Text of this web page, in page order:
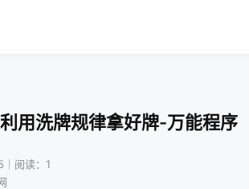
用洗牌规律拿好牌-万能程序
阅读：1